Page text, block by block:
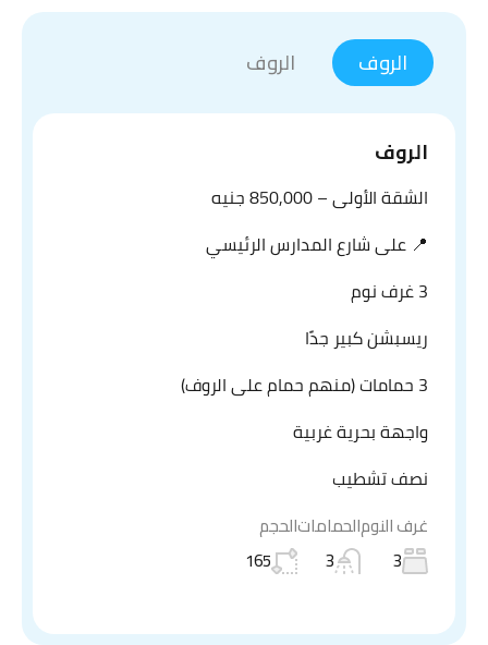
الروف الروف
الروف
الشقة الأولى – 850,000 جنيه
📍 على شارع المدارس الرئيسي
3 غرف نوم
ريسبشن كبير جدًا
3 حمامات (منهم حمام على الروف)
واجهة بحرية غربية
نصف تشطيب
غرف النوم
3
الحمامات
3
الحجم
165